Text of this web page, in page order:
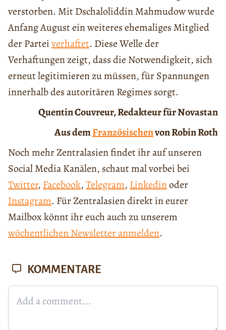
verstorben. Mit Dschaloliddin Mahmudow wurde
Anfang August ein weiteres ehemaliges Mitglied
der Parteiverhaftet. Diese Welle der
Verhaftungen zeigt, dass die Notwendigkeit, sich
erneut legitimieren zu müssen, für Spannungen
innerhalb des autoritären Regimes sorgt.
Quentin Couvreur, Redakteur für Novastan
Aus demFranzösischenvon Robin Roth
Noch mehr Zentralasien findet ihr auf unseren
Social Media Kanälen, schaut mal vorbei bei
Twitter, Facebook,Telegram, Linkedinoder
Instagram. Für Zentralasien direkt in eurer
Mailbox könnt ihr euch auch zu unserem
wöchentlichen Newsletter anmelden.
KOMMENTARE